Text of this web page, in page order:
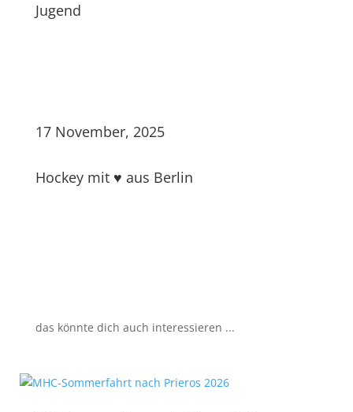
Jugend
17 November, 2025
Hockey mit ♥ aus Berlin
das könnte dich auch interessieren ...